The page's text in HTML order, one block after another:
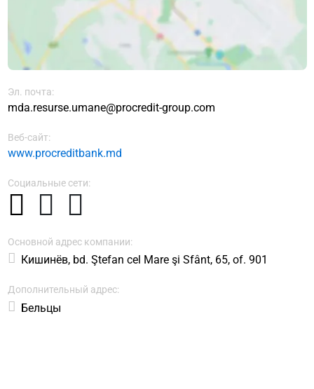
Эл. почта:
mda.resurse.umane@procredit-group.com
Веб-сайт:
www.procreditbank.md
Социальные сети:
Основной адрес компании:
Кишинёв, bd. Ştefan сel Mare şi Sfânt, 65, of. 901
Дополнительный адрес:
Бельцы